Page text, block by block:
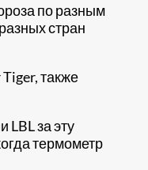
по разным
стран
также
за эту
термометр